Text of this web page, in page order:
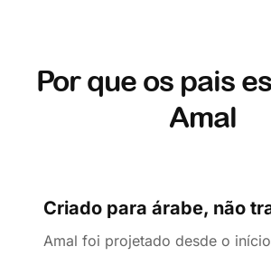
Por que os pais
Amal
Criado para árabe, não
Amal foi projetado desde o